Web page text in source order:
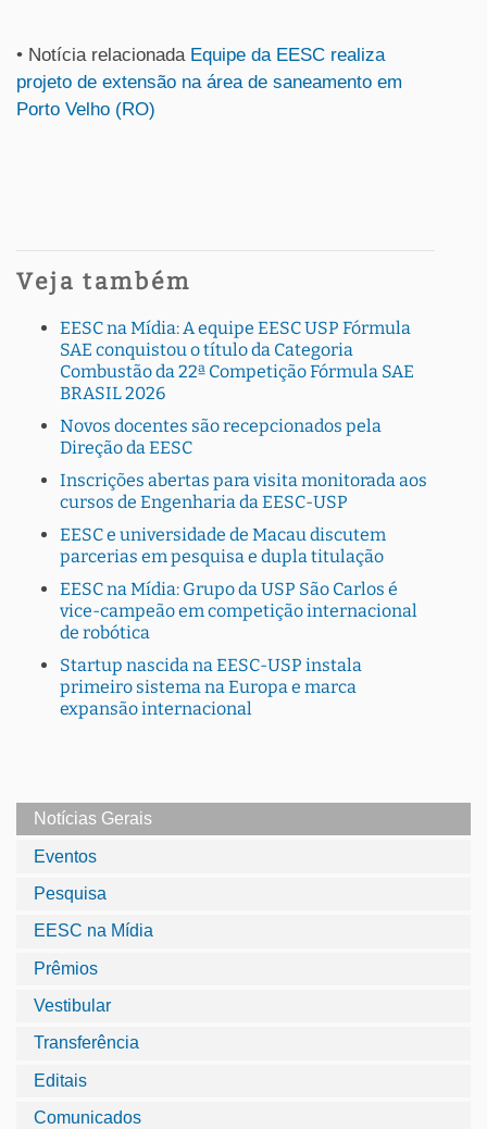
• Notícia relacionada Equipe da EESC realiza
projeto de extensão na área de saneamento em
Porto Velho (RO)
Veja também
EESC na Mídia: A equipe EESC USP Fórmula
SAE conquistou o título da Categoria
Combustão da 22ª Competição Fórmula SAE
BRASIL 2026
Novos docentes são recepcionados pela
Direção da EESC
Inscrições abertas para visita monitorada aos
cursos de Engenharia da EESC-USP
EESC e universidade de Macau discutem
parcerias em pesquisa e dupla titulação
EESC na Mídia: Grupo da USP São Carlos é
vice-campeão em competição internacional
de robótica
Startup nascida na EESC-USP instala
primeiro sistema na Europa e marca
expansão internacional
Notícias Gerais
Eventos
Pesquisa
EESC na Mídia
Prêmios
Vestibular
Transferência
Editais
Comunicados